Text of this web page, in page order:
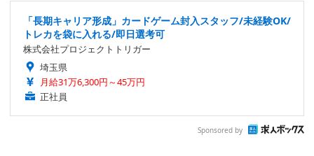
「長期キャリア形成」カードゲーム封入スタッフ/未経験OK/
トレカを袋に入れる/即日選考可
株式会社プロジェクトトリガー
埼玉県
月給31万6,300円～45万円
正社員
Sponsored by